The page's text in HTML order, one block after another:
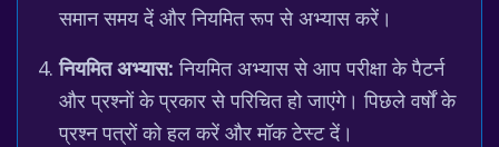
समान समय दें और नियमित रूप से अभ्यास करें।
नियमित अभ्यास: नियमित अभ्यास से आप परीक्षा के पैटर्न
और प्रश्नों के प्रकार से परिचित हो जाएंगे। पिछले वर्षों के
प्रश्न पत्रों को हल करें और मॉक टेस्ट दें।